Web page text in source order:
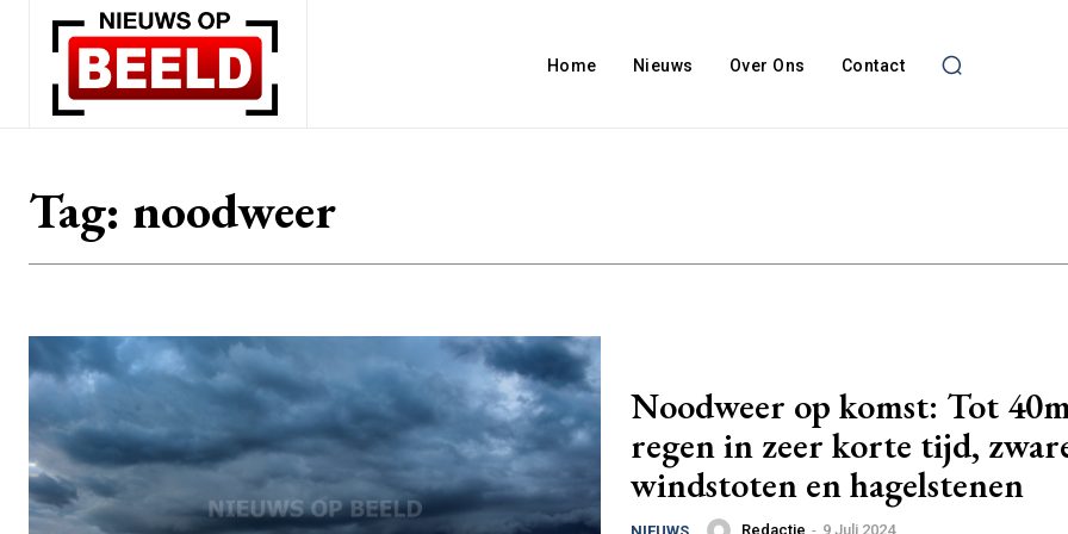
Home Nieuws Over Ons Contact
Tag: noodweer
Noodweer op komst: Tot
regen in zeer korte tijd,
windstoten en hagelstenen
Redactie - 9 Juli 2024